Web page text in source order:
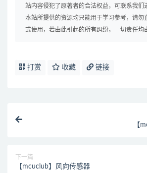
站内容侵犯了原著者的合法权益，可联系我们
本站所提供的资源均只能用于学习参考，请勿
式使用，若由此引起的所有纠纷，一切责任均
打赏 收藏 链接
【
下一篇
【mcuclub】风向传感器